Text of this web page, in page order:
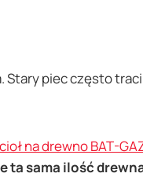
piec często
na drewno BAT-
ta sama ilość